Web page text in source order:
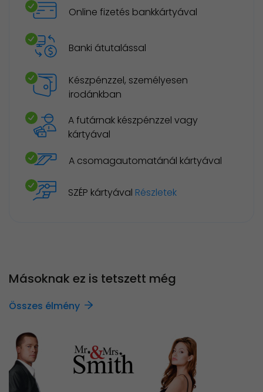
Online fizetés bankkártyával
Banki átutalással
Készpénzzel, személyesen
irodánkban
A futárnak készpénzzel vagy
kártyával
A csomagautomatánál kártyával
SZÉP kártyával Részletek
Másoknak ez is tetszett még
Összes élmény